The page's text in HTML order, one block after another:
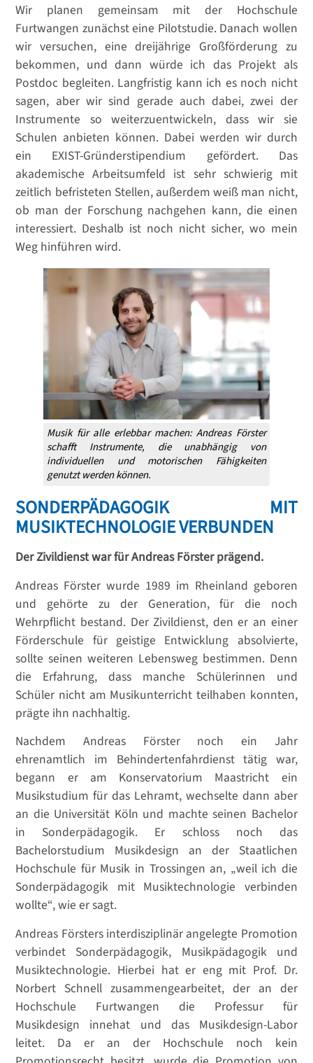
Wir planen gemeinsam mit der Hochschule
Furtwangen zunächst eine Pilotstudie. Danach wollen
wir versuchen, eine dreijährige Großförderung zu
bekommen, und dann würde ich das Projekt als
Postdoc begleiten. Langfristig kann ich es noch nicht
sagen, aber wir sind gerade auch dabei, zwei der
Instrumente so weiterzuentwickeln, dass wir sie
Schulen anbieten können. Dabei werden wir durch
ein EXIST-Gründerstipendium gefördert. Das
akademische Arbeitsumfeld ist sehr schwierig mit
zeitlich befristeten Stellen, außerdem weiß man nicht,
ob man der Forschung nachgehen kann, die einen
interessiert. Deshalb ist noch nicht sicher, wo mein
Weg hinführen wird.
Musik für alle erlebbar machen: Andreas Förster
schafft Instrumente, die unabhängig von
individuellen und motorischen Fähigkeiten
genutzt werden können.
SONDERPÄDAGOGIK MIT
MUSIKTECHNOLOGIE VERBUNDEN
Der Zivildienst war für Andreas Förster prägend.
Andreas Förster wurde 1989 im Rheinland geboren
und gehörte zu der Generation, für die noch
Wehrpflicht bestand. Der Zivildienst, den er an einer
Förderschule für geistige Entwicklung absolvierte,
sollte seinen weiteren Lebensweg bestimmen. Denn
die Erfahrung, dass manche Schülerinnen und
Schüler nicht am Musikunterricht teilhaben konnten,
prägte ihn nachhaltig.
Nachdem Andreas Förster noch ein Jahr
ehrenamtlich im Behindertenfahrdienst tätig war,
begann er am Konservatorium Maastricht ein
Musikstudium für das Lehramt, wechselte dann aber
an die Universität Köln und machte seinen Bachelor
in Sonderpädagogik. Er schloss noch das
Bachelorstudium Musikdesign an der Staatlichen
Hochschule für Musik in Trossingen an, „weil ich die
Sonderpädagogik mit Musiktechnologie verbinden
wollte“, wie er sagt.
Andreas Försters interdisziplinär angelegte Promotion
verbindet Sonderpädagogik, Musikpädagogik und
Musiktechnologie. Hierbei hat er eng mit Prof. Dr.
Norbert Schnell zusammengearbeitet, der an der
Hochschule Furtwangen die Professur für
Musikdesign innehat und das Musikdesign-Labor
leitet. Da er an der Hochschule noch kein